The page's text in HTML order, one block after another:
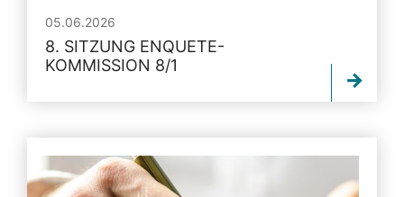
05.06.2026
8. SITZUNG ENQUETE-
KOMMISSION 8/1